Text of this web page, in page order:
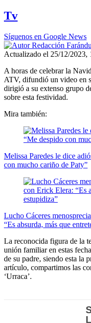
seconds
Tv
Síguenos en Google News
Actualizado el 25/12/2023,
A horas de celebrar la
ATV, difundió un video en
dirigió a su extenso grupo
sobre esta festividad.
Mira también:
Melissa Paredes le dice
con mucho cariño de Paty”
Lucho Cáceres
“Es absurda, más que
La reconocida figura de la
unión familiar en estas
de su padre, siendo esta la
artículo, compartimos las
‘Urraca’.